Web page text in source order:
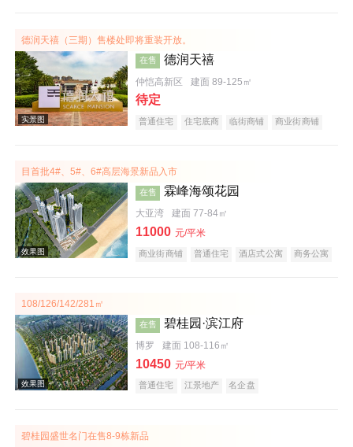
效果图
实景图
效果图
德润天禧（三期）售楼处即将重装开放。
在售 德润天禧
仲恺高新区 建面 89-125㎡
待定
普通住宅 住宅底商 临街商铺
商业街商铺
目首批4#、5#、6#高层海景新品入市
在售 霖峰海颂花园
大亚湾 建面 77-84㎡
11000 元/平米
商业街商铺 普通住宅 酒店式公寓
商务公寓
108/126/142/281㎡
在售 碧桂园·滨江府
博罗 建面 108-116㎡
10450 元/平米
普通住宅 江景地产 名企盘
碧桂园盛世名门在售8-9栋新品